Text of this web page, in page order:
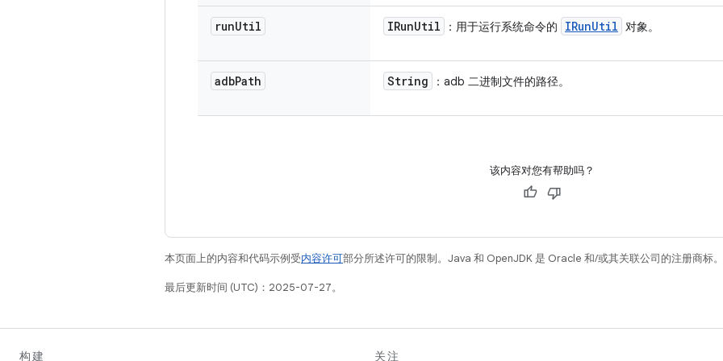
runUtil IRunUtil ：用于运行系统命令的 IRunUtil 对象。
adbPath String ：adb 二进制文件的路径。
该内容对您有帮助吗？
本页面上的内容和代码示例受内容许可部分所述许可的限制。Java 和 OpenJDK 是 Oracle 和/或其关联公司的注册商标。
最后更新时间 (UTC)：2025-07-27。
构建 关注